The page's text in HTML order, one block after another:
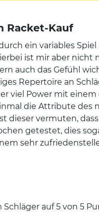
Racket-Kauf
ein variables
ist mir aber nicht
auch das Gefühl
Repertoire an
viel Power mit
die Attribute des
dieser vermuten,
getestet, dies
sehr
auf 5 von 5